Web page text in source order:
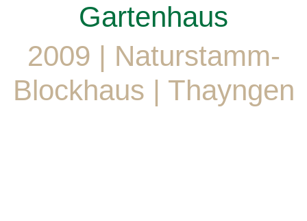
Gartenhaus
2009 | Naturstamm-
Blockhaus | Thayngen